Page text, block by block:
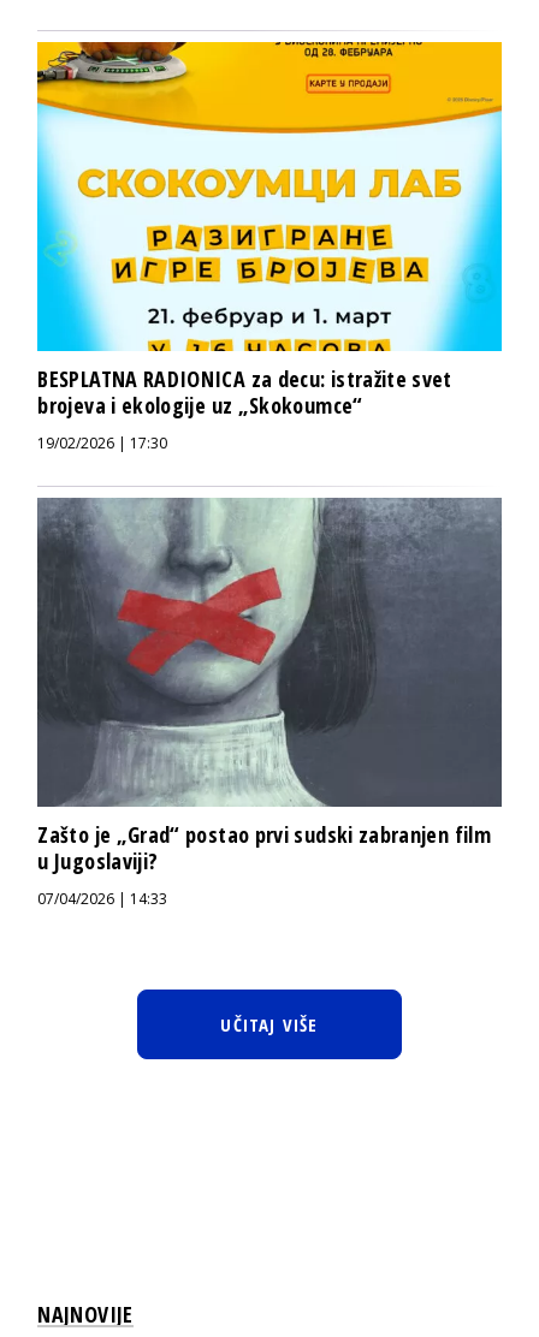
BESPLATNA RADIONICA za decu: istražite svet
brojeva i ekologije uz „Skokoumce“
19/02/2026 | 17:30
Zašto je „Grad“ postao prvi sudski zabranjen film
u Jugoslaviji?
07/04/2026 | 14:33
UČITAJ VIŠE
NAJNOVIJE